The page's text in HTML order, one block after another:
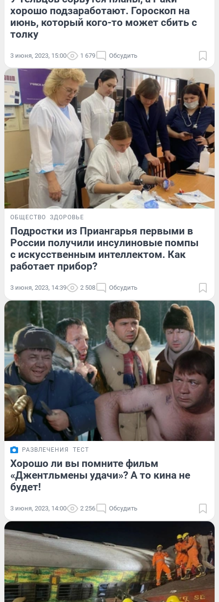
хорошо подзаработают. Гороскоп на
июнь, который кого-то может сбить с
толку
3 июня, 2023, 15:00 1 679 Обсудить
ОБЩЕСТВО ЗДОРОВЬЕ
Подростки из Приангарья первыми в
России получили инсулиновые помпы
с искусственным интеллектом. Как
работает прибор?
3 июня, 2023, 14:39 2 508 Обсудить
РАЗВЛЕЧЕНИЯ ТЕСТ
Хорошо ли вы помните фильм
«Джентльмены удачи»? А то кина не
будет!
3 июня, 2023, 14:00 2 256 Обсудить